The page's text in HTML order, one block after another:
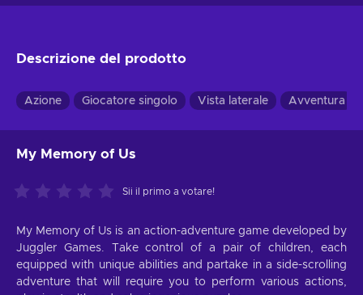
Descrizione del prodotto
Azione Giocatore singolo Vista laterale Avventura
My Memory of Us
Sii il primo a votare!
My Memory of Us is an action-adventure game developed by
Juggler Games. Take control of a pair of children, each
equipped with unique abilities and partake in a side-scrolling
adventure that will require you to perform various actions,